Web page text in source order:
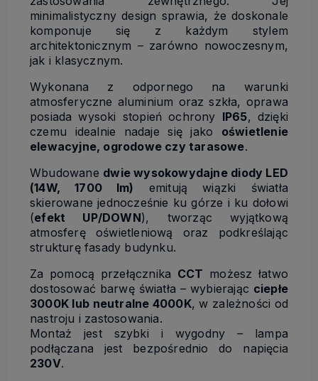
minimalistyczny design sprawia, że doskonale
komponuje się z każdym stylem
architektonicznym – zarówno nowoczesnym,
jak i klasycznym.
Wykonana z odpornego na warunki
atmosferyczne aluminium oraz szkła, oprawa
posiada wysoki stopień ochrony IP65, dzięki
czemu idealnie nadaje się jako oświetlenie
elewacyjne, ogrodowe czy tarasowe.
Wbudowane dwie wysokowydajne diody LED
(14W, 1700 lm) emitują wiązki światła
skierowane jednocześnie ku górze i ku dołowi
(efekt UP/DOWN), tworząc wyjątkową
atmosferę oświetleniową oraz podkreślając
strukturę fasady budynku.
Za pomocą przełącznika CCT możesz łatwo
dostosować barwę światła – wybierając ciepłe
3000K lub neutralne 4000K, w zależności od
nastroju i zastosowania.
Montaż jest szybki i wygodny – lampa
podłączana jest bezpośrednio do napięcia
230V.